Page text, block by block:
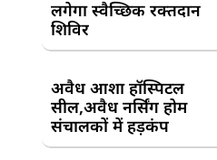
लगेगा स्वैच्छिक रक्तदान
शिविर
अवैध आशा हॉस्पिटल
सील,अवैध नर्सिंग होम
संचालकों में हड़कंप